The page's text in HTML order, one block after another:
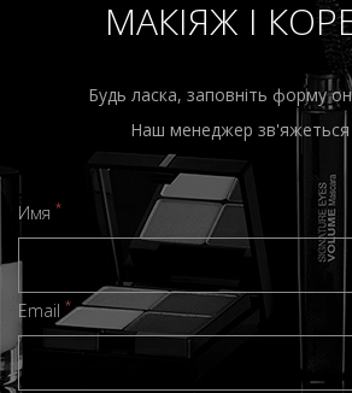
МАКІЯЖ І
Будь ласка, заповніть форму
Наш менеджер
Имя *
Email *